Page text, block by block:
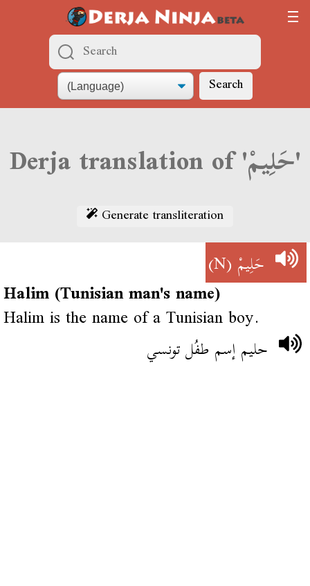
Search
Derja translation of 'حَلِيمْ'
Generate transliteration
حَلِيمْ(N)
Halim (Tunisian man's name)
Halim is the name of a Tunisian boy.
حليم إسم طفُل تونسي